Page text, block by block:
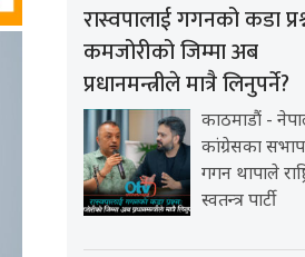
रास्वपालाई गगनको कडा
कमजोरीको जिम्मा अब
प्रधानमन्त्रीले मात्रै लिनुपर्ने?
काठमाडौं -
कांग्रेसका
गगन थापाले
स्वतन्त्र पार्टी